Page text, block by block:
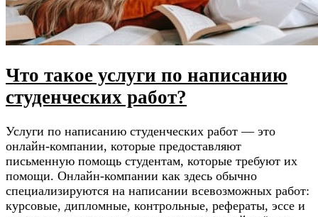
Что такое услуги по написанию
студенческих работ?
Услуги по написанию студенческих работ — это
онлайн-компании, которые предоставляют
письменную помощь студентам, которые требуют их
помощи. Онлайн-компании как здесь обычно
специализируются на написании всевозможных работ:
курсовые, дипломные, контрольные, рефераты, эссе и